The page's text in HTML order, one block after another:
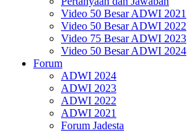
Video 50 Besar ADWI 2021
Video 50 Besar ADWI 2022
Video 75 Besar ADWI 2023
Video 50 Besar ADWI 2024
Forum
ADWI 2024
ADWI 2023
ADWI 2022
ADWI 2021
Forum Jadesta